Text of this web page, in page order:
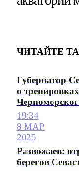
ЧИТАЙТЕ
Губернатор
о
19:34
8 МАР
2025
Развожаев:
берегов